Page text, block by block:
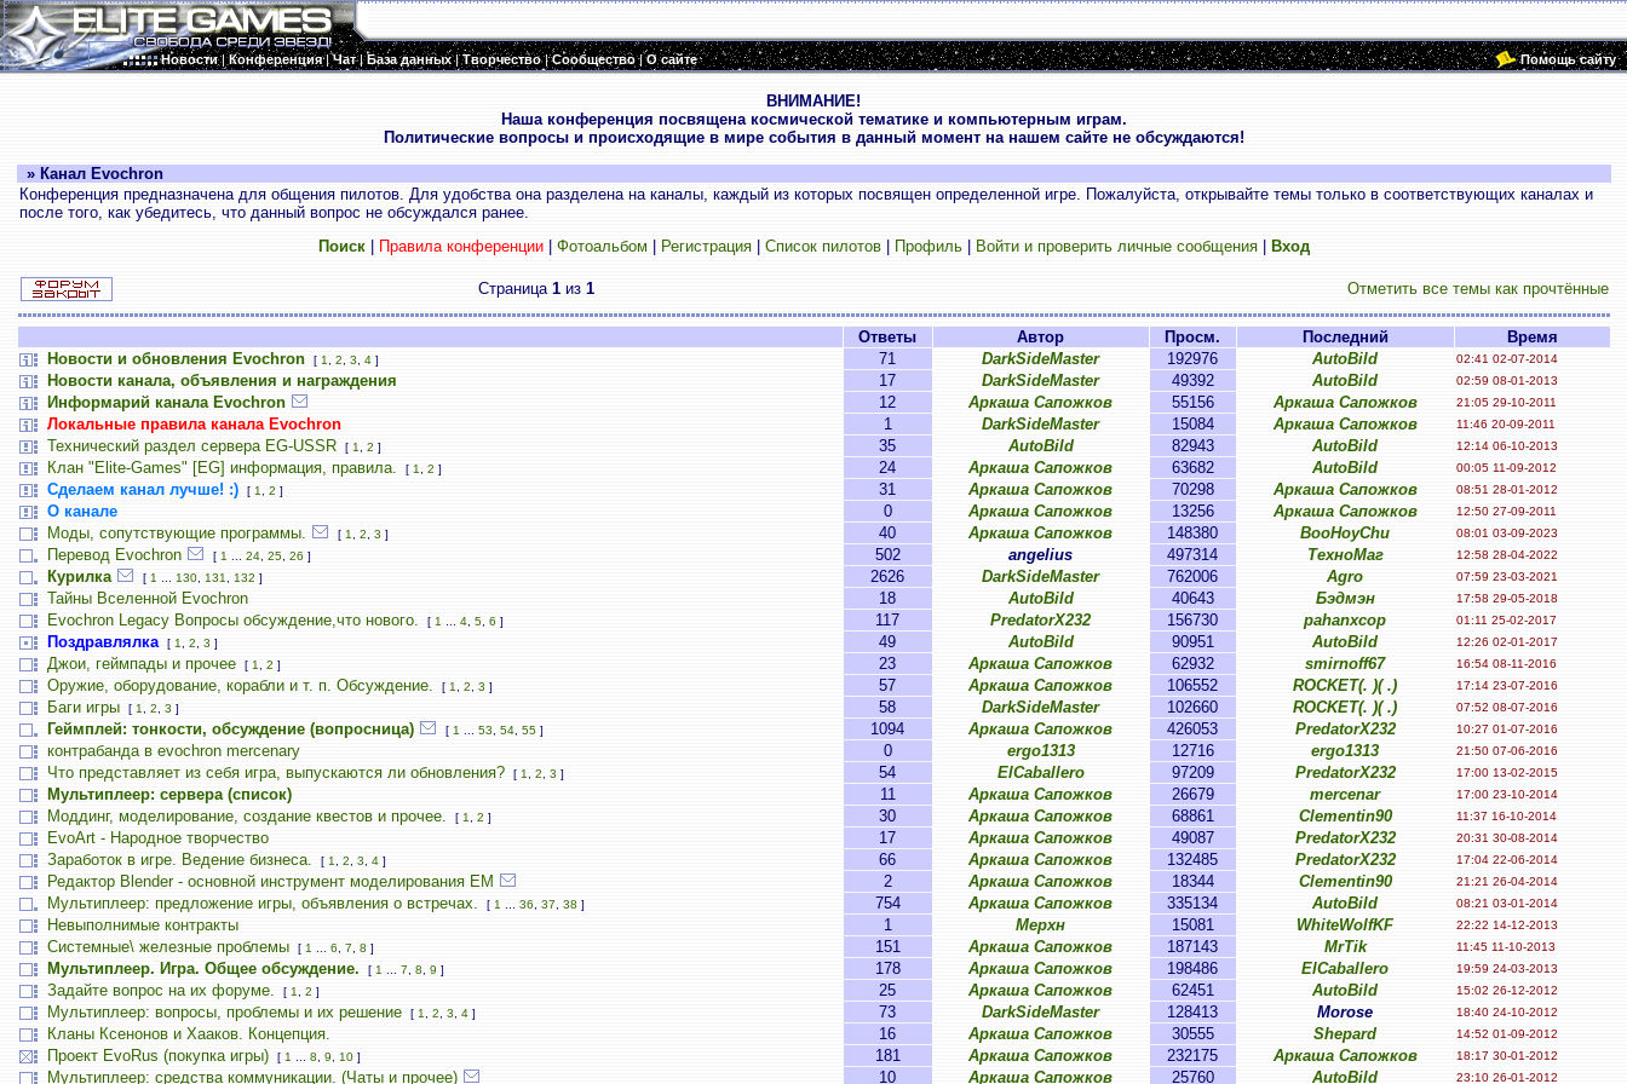
Новости|Конференция|Чат|База данных|Творчество|Сообщество|О сайте Помощь сайту
ВНИМАНИЕ!
Наша конференция посвящена космической тематике и компьютерным играм.
Политические вопросы и происходящие в мире события в данный момент на нашем сайте не обсуждаются!
» Канал Evochron
Конференция предназначена для общения пилотов. Для удобства она разделена на каналы, каждый из которых посвящен определенной игре. Пожалуйста, открывайте темы только в соответствующих каналах и
после того, как убедитесь, что данный вопрос не обсуждался ранее.
Поиск| Правила конференции| Фотоальбом Регистрация| Список пилотов| Профиль| Войти и проверить личные сообщения| Вход
Страница 1 из 1 Отметить все темы как прочтённые
Ответы Автор Просм. Последний
Время
Новости и обновления Evochron
[ 1 2 3 4] 71 DarkSideMaster 192976 AutoBild 02:41 02-07-2014
Новости канала, объявления и награждения 17 DarkSideMaster 49392 AutoBild 02:59 08-01-2013
Информарий канала Evochron 12 Аркаша Сапожков 55156 Аркаша Сапожков 21:05 29-10-2011
Локальные правила канала Evochron 1 DarkSideMaster 15084 Аркаша Сапожков 11:46 20-09-2011
Технический раздел сервера EG-USSR [ 1 2 ] 35 AutoBild 82943 AutoBild 12:14 06-10-2013
Клан "Elite-Games" [EG] информация, правила. [ 1 2 ] 24 Аркаша Сапожков 63682 AutoBild 00:05 11-09-2012
Сделаем канал лучше! :) [ 1 2 ] 31 Аркаша Сапожков 70298 Аркаша Сапожков 08:51 28-01-2012
О канале 0 Аркаша Сапожков 13256 Аркаша Сапожков 12:50 27-09-2011
Моды, сопутствующие программы. [ 1 2 3 ] 40 Аркаша Сапожков 148380 BooHoyChu 08:01 03-09-2023
Перевод Evochron [ 1 24, 25, 26 ] 502 angelius 497314 ТехноМаг 12:58 28-04-2022
Курилка [ 1 130, 131 132 ] 2626 DarkSideMaster 762006 Agro 07:59 23-03-2021
Тайны Вселенной Evochron 18 AutoBild 40643 Бэдмэн 17:58 29-05-2018
Evochron Legacy Вопросы обсуждение,что нового. [ 1 4, 5, 6 ] 117 PredatorX232 156730 pahanxcop 01:11 25-02-2017
Поздравлялка [ 1 2 3 ] 49 AutoBild 90951 AutoBild 12:26 02-01-2017
Джои, геймпады и прочее [ 1 2 ] 23 Аркаша Сапожков 62932 smirnoff67 16:54 08-11-2016
Оружие, оборудование, корабли и т. п. Обсуждение. [ 1 2 3 ] 57 Аркаша Сапожков 106552 ROCKET(. )( .) 17:14 23-07-2016
Баги игры [ 1 2 3 ] 58 DarkSideMaster 102660 ROCKET(. )( .) 07:52 08-07-2016
Геймплей: тонкости, обсуждение (вопросница) [ 1 53 54, 55] 1094 Аркаша Сапожков 426053 PredatorX232 10:27 01-07-2016
контрабанда в evochron mercenary 0 ergo1313 12716 ergo1313 21:50 07-06-2016
Что представляет из себя игра, выпускаются ли обновления? [ 1 2 3 ] 54 ElCaballero 97209 PredatorX232 17:00 13-02-2015
Мультиплеер: сервера (список) 11 Аркаша Сапожков 26679 mercenar 17:00 23-10-2014
Моддинг, моделирование, создание квестов и прочее. [ 1 2 ] 30 Аркаша Сапожков 68861 Clementin90 11:37 16-10-2014
EvoArt - Народное творчество 17 Аркаша Сапожков 49087 PredatorX232 20:31 30-08-2014
Заработок в игре. Ведение бизнеса. [ 1 2 3 4] 66 Аркаша Сапожков 132485 PredatorX232 17:04 22-06-2014
Редактор Blender - основной инструмент моделирования ЕМ 2 Аркаша Сапожков 18344 Clementin90 21:21 26-04-2014
Мультиплеер: предложение игры, объявления о встречах. [ 1 36 37 38 ] 754 Аркаша Сапожков 335134 AutoBild 08:21 03-01-2014
Невыполнимые контракты 1 Мерхн 15081 WhiteWolfKF 22:22 14-12-2013
Системные\ железные проблемы [ 1 6 7 8 ] 151 Аркаша Сапожков 187143 MrTik 11:45 11-10-2013
Мультиплеер. Игра. Общее обсуждение. [ 1 7 8 9 ] 178 Аркаша Сапожков 198486 ElCaballero 19:59 24-03-2013
Задайте вопрос на их форуме. [ 1 2 ] 25 Аркаша Сапожков 62451 AutoBild 15:02 26-12-2012
Мультиплеер: вопросы, проблемы и их решение [ 1 2 3 4] 73 DarkSideMaster 128413 Morose 18:40 24-10-2012
Кланы Ксенонов и Хааков. Концепция. 16 Аркаша Сапожков 30555 Shepard 14:52 01-09-2012
Проект EvoRus (покупка игры) [ 1 8 9 10] 181 Аркаша Сапожков 232175 Аркаша Сапожков 18:17 30-01-2012
Мультиплеер: средства коммуникации. (Чаты и прочее) 10 Аркаша Сапожков 25760 AutoBild 23:10 26-01-2012